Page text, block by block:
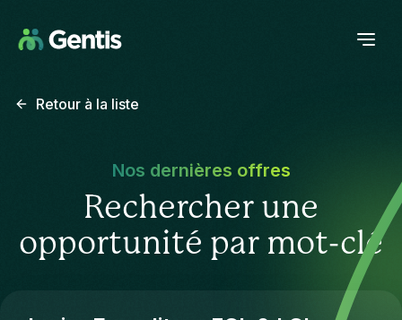
Retour à la liste
Nos dernières offres
Rechercher une
opportunité par mot-clé